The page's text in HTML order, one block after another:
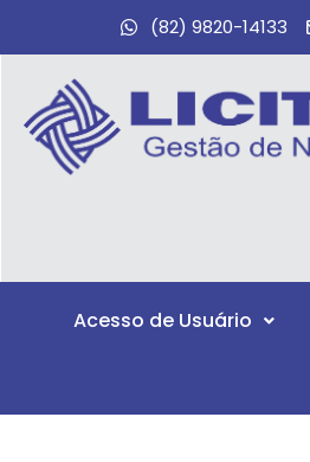
(82) 9820-14133
Acesso de Usuário